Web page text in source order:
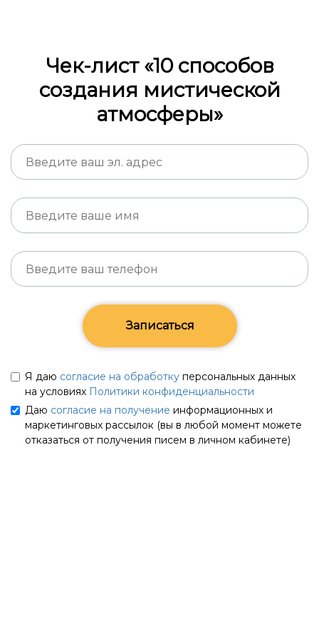
Чек-лист «10 способов
создания мистической
атмосферы»
Записаться
Я даю согласие на обработку персональных данных
на условиях Политики конфиденциальности
Даю согласие на получение информационных и
маркетинговых рассылок (вы в любой момент можете
отказаться от получения писем в личном кабинете)